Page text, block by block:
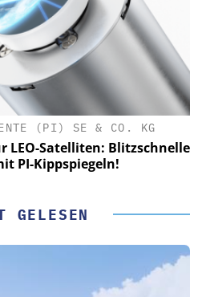
(PI) SE & CO. KG
LEO-Satelliten: Blitzschnelle
PI-Kippspiegeln!
GELESEN